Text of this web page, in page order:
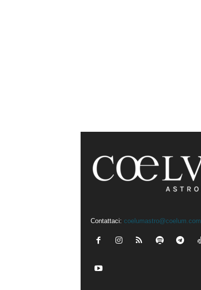
Contattaci: coelumastro@coelum.com